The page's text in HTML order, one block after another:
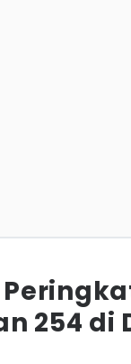
254 di